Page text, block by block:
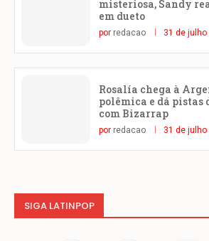
misteriosa, Sandy
em dueto
por redacao 31 de julho
Rosalía chega à
polêmica e dá pistas
com Bizarrap
por redacao 31 de julho
SIGA LATINPOP